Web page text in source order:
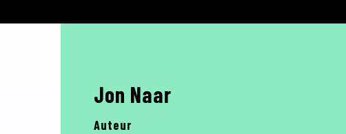
Jon Naar
Auteur